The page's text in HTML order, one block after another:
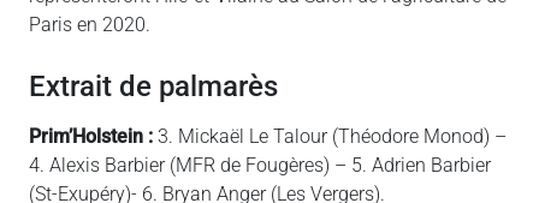
Paris en 2020.
Extrait de palmarès
Prim’Holstein : 3. Mickaël Le Talour (Théodore Monod) –
4. Alexis Barbier (MFR de Fougères) – 5. Adrien Barbier
(St-Exupéry)- 6. Bryan Anger (Les Vergers).